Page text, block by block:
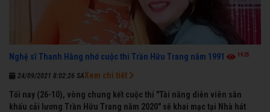
Nghệ sĩ Thanh Hằng nhớ cuộc thi Trần Hữu Trang năm 1991 1925
24/09/2021 8:02:26 SA
Tối nay (26-10), vòng chung kết cuộc thi "Tài năng diễn viên sân
khấu cải lương Trần Hữu Trang năm 2020" sẽ khai mạc tại Nhà hát
Xem chi tiết